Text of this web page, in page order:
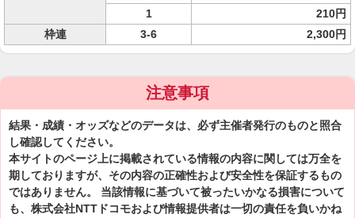
1
210円
枠連
3-6 2,300円
注意事項
結果・成績・オッズなどのデータは、必ず主催者発行のものと照合
し確認してください。
本サイトのページ上に掲載されている情報の内容に関しては万全を
期しておりますが、その内容の正確性および安全性を保証するもの
ではありません。 当該情報に基づいて被ったいかなる損害について
も、株式会社NTTドコモおよび情報提供者は一切の責任を負いかね